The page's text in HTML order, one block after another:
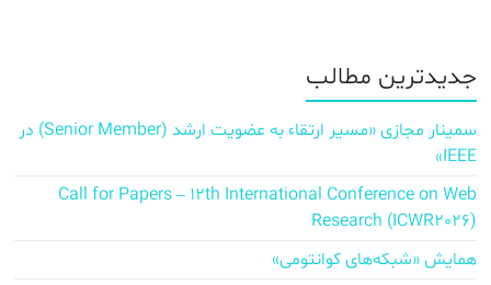
جدیدترین مطالب
سمینار مجازی «مسیر ارتقاء به عضویت ارشد (Senior Member) در
IEEE»
Call for Papers – 12th International Conference on Web
Research (ICWR2026)
همایش «شبکه‌های کوانتومی»